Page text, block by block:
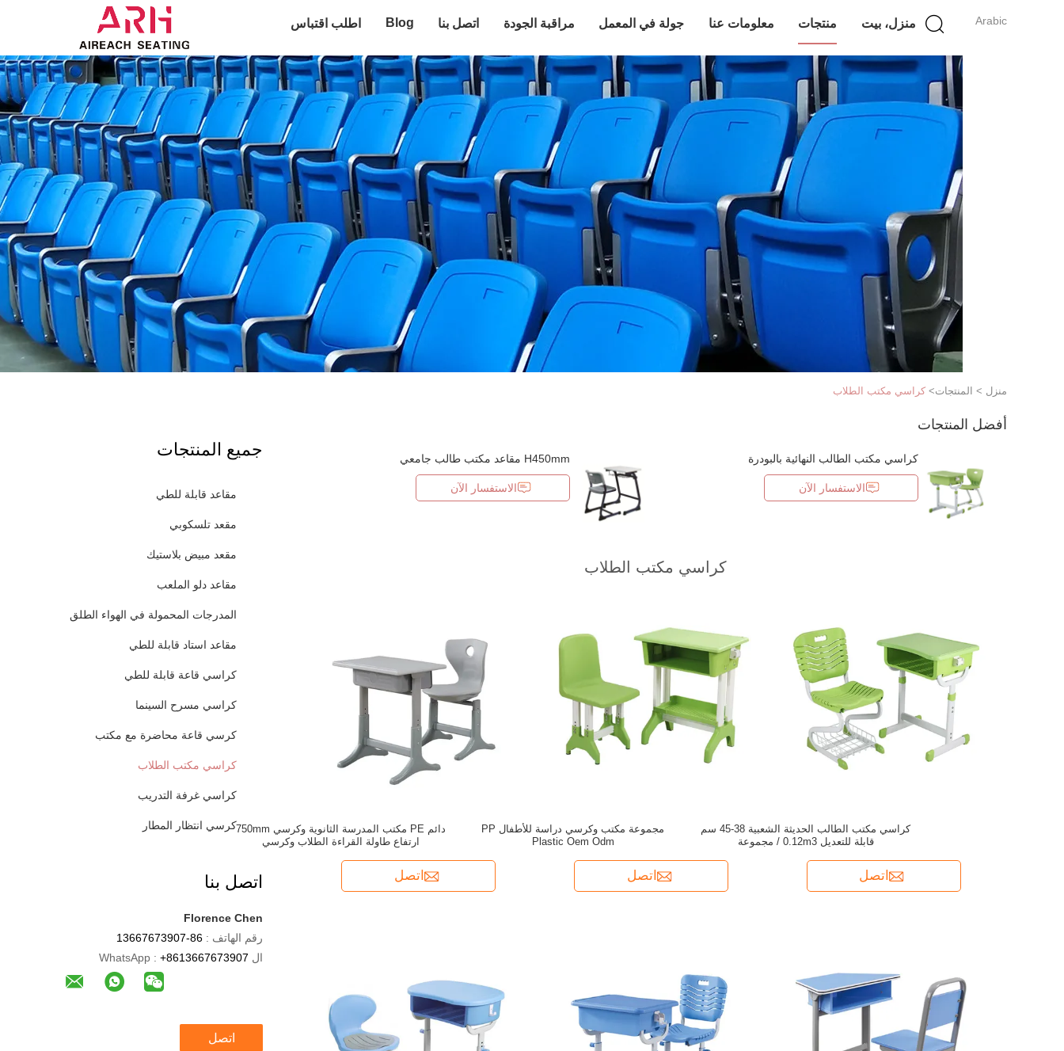
Arabic منزل، بيت منتجات معلومات عنا جولة في المعمل مراقبة الجودة اتصل بنا Blog اطلب اقتباس
منزل > المنتجات> كراسي مكتب الطلاب
جميع المنتجات
مقاعد قابلة للطي
مقعد تلسكوبي
مقعد مبيض بلاستيك
مقاعد دلو الملعب
المدرجات المحمولة في الهواء الطلق
مقاعد استاد قابلة للطي
كراسي قاعة قابلة للطي
كراسي مسرح السينما
كرسي قاعة محاضرة مع مكتب
كراسي مكتب الطلاب
كراسي غرفة التدريب
كرسي انتظار المطار
اتصل بنا
Florence Chen
رقم الهاتف :
ال WhatsApp : +8613667673907
اتصل
أفضل المنتجات
كراسي مكتب الطالب النهائية بالبودرة
الاستفسار الآن
H450mm مقاعد مكتب طالب جامعي
الاستفسار الآن
كراسي مكتب الطلاب
دائم PE مكتب المدرسة الثانوية وكرسي 750mm
ارتفاع طاولة القراءة الطلاب وكرسي
اتصل
مجموعة مكتب وكرسي دراسة للأطفال PP
Plastic Oem Odm
اتصل
كراسي مكتب الطالب الحديثة الشعبية 38-45 سم
قابلة للتعديل 0.12m3 / مجموعة
اتصل